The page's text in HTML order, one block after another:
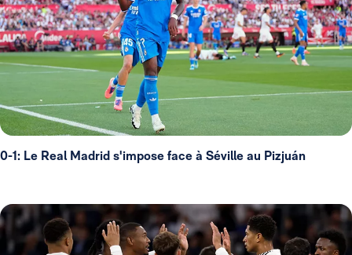
0-1: Le Real Madrid s'impose face à Séville au Pizjuán